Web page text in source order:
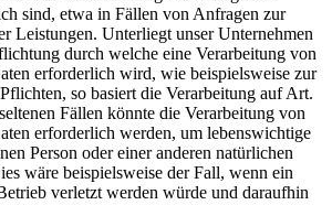
sind, etwa in Fällen von Anfragen zur
Leistungen. Unterliegt unser Unternehmen
durch welche eine Verarbeitung von
erforderlich wird, wie beispielsweise zur
so basiert die Verarbeitung auf Art.
Fällen könnte die Verarbeitung von
erforderlich werden, um lebenswichtige
Person oder einer anderen natürlichen
wäre beispielsweise der Fall, wenn ein
verletzt werden würde und daraufhin